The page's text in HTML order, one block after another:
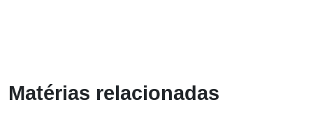
Matérias relacionadas